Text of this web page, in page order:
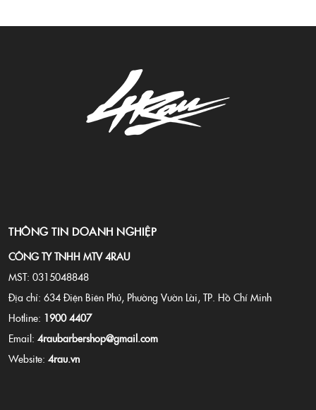
THÔNG TIN DOANH NGHIỆP
CÔNG TY TNHH MTV 4RAU
MST: 0315048848
Địa chỉ: 634 Điện Biên Phủ, Phường Vườn Lài, TP. Hồ Chí Minh
Hotline: 1900 4407
Email: 4raubarbershop@gmail.com
Website: 4rau.vn